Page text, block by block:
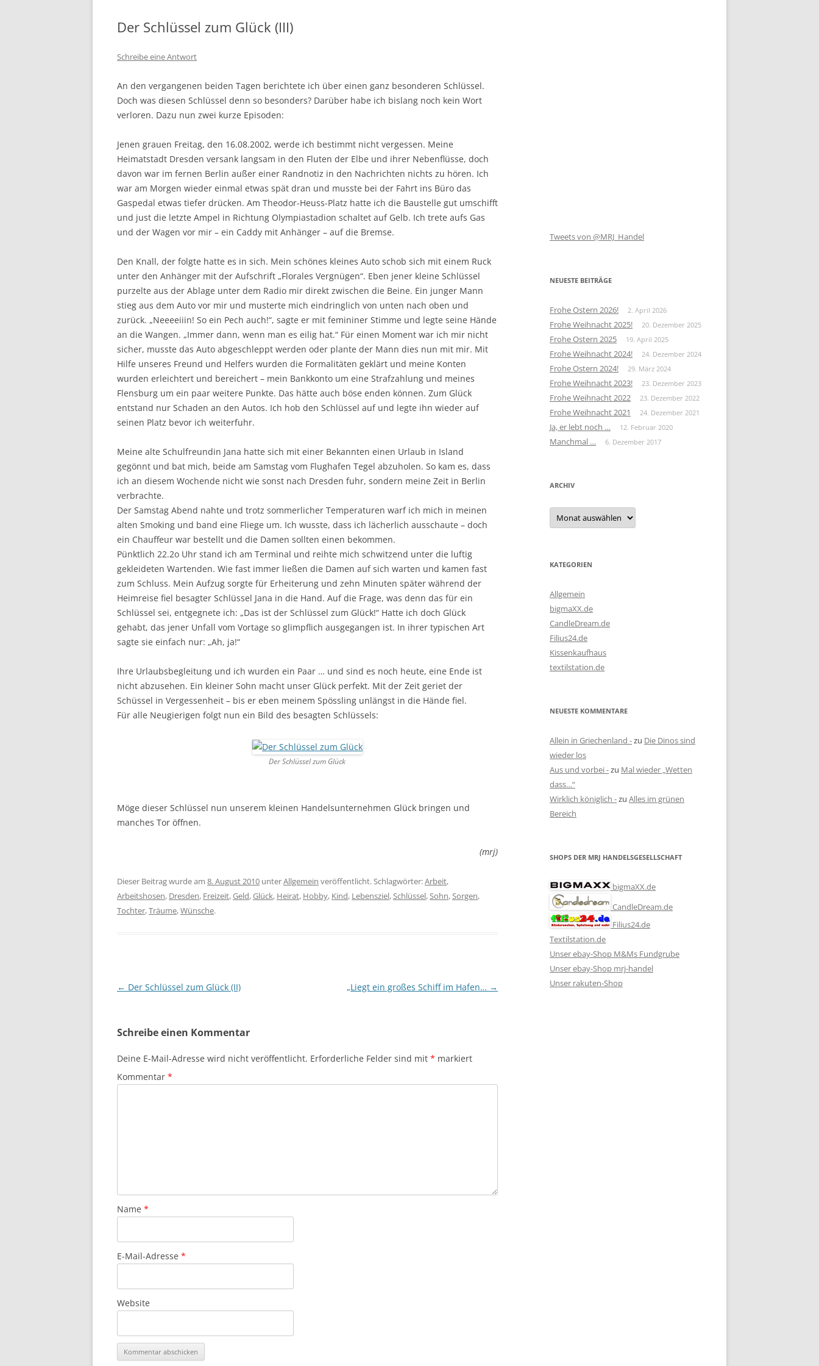
Der Schlüssel zum Glück (III)
Schreibe eine Antwort
An den vergangenen beiden Tagen berichtete ich über einen ganz besonderen Schlüssel.
Doch was diesen Schlüssel denn so besonders? Darüber habe ich bislang noch kein Wort
verloren. Dazu nun zwei kurze Episoden:
Jenen grauen Freitag, den 16.08.2002, werde ich bestimmt nicht vergessen. Meine
Heimatstadt Dresden versank langsam in den Fluten der Elbe und ihrer Nebenflüsse, doch
davon war im fernen Berlin außer einer Randnotiz in den Nachrichten nichts zu hören. Ich
war am Morgen wieder einmal etwas spät dran und musste bei der Fahrt ins Büro das
Gaspedal etwas tiefer drücken. Am Theodor-Heuss-Platz hatte ich die Baustelle gut umschifft
und just die letzte Ampel in Richtung Olympiastadion schaltet auf Gelb. Ich trete aufs Gas
und der Wagen vor mir – ein Caddy mit Anhänger – auf die Bremse.
Den Knall, der folgte hatte es in sich. Mein schönes kleines Auto schob sich mit einem Ruck
unter den Anhänger mit der Aufschrift „Florales Vergnügen“. Eben jener kleine Schlüssel
purzelte aus der Ablage unter dem Radio mir direkt zwischen die Beine. Ein junger Mann
stieg aus dem Auto vor mir und musterte mich eindringlich von unten nach oben und
zurück. „Neeeeiiin! So ein Pech auch!“, sagte er mit femininer Stimme und legte seine Hände
an die Wangen. „Immer dann, wenn man es eilig hat.“ Für einen Moment war ich mir nicht
sicher, musste das Auto abgeschleppt werden oder plante der Mann dies nun mit mir. Mit
Hilfe unseres Freund und Helfers wurden die Formalitäten geklärt und meine Konten
wurden erleichtert und bereichert – mein Bankkonto um eine Strafzahlung und meines
Flensburg um ein paar weitere Punkte. Das hätte auch böse enden können. Zum Glück
entstand nur Schaden an den Autos. Ich hob den Schlüssel auf und legte ihn wieder auf
seinen Platz bevor ich weiterfuhr.
Meine alte Schulfreundin Jana hatte sich mit einer Bekannten einen Urlaub in Island
gegönnt und bat mich, beide am Samstag vom Flughafen Tegel abzuholen. So kam es, dass
ich an diesem Wochende nicht wie sonst nach Dresden fuhr, sondern meine Zeit in Berlin
verbrachte.
Der Samstag Abend nahte und trotz sommerlicher Temperaturen warf ich mich in meinen
alten Smoking und band eine Fliege um. Ich wusste, dass ich lächerlich ausschaute – doch
ein Chauffeur war bestellt und die Damen sollten einen bekommen.
Pünktlich 22.2o Uhr stand ich am Terminal und reihte mich schwitzend unter die luftig
gekleideten Wartenden. Wie fast immer ließen die Damen auf sich warten und kamen fast
zum Schluss. Mein Aufzug sorgte für Erheiterung und zehn Minuten später während der
Heimreise fiel besagter Schlüssel Jana in die Hand. Auf die Frage, was denn das für ein
Schlüssel sei, entgegnete ich: „Das ist der Schlüssel zum Glück!“ Hatte ich doch Glück
gehabt, das jener Unfall vom Vortage so glimpflich ausgegangen ist. In ihrer typischen Art
sagte sie einfach nur: „Ah, ja!“
Ihre Urlaubsbegleitung und ich wurden ein Paar … und sind es noch heute, eine Ende ist
nicht abzusehen. Ein kleiner Sohn macht unser Glück perfekt. Mit der Zeit geriet der
Schüssel in Vergessenheit – bis er eben meinem Spössling unlängst in die Hände fiel.
Für alle Neugierigen folgt nun ein Bild des besagten Schlüssels:
Der Schlüssel zum Glück
Möge dieser Schlüssel nun unserem kleinen Handelsunternehmen Glück bringen und
manches Tor öffnen.
(mrj)
Dieser Beitrag wurde am 8. August 2010 unterAllgemein veröffentlicht. Schlagwörter:Arbeit,
Arbeitshosen, Dresden, Freizeit,Geld,Glück, Heirat, Hobby, Kind, Lebensziel,Schlüssel,Sohn,Sorgen,
Tochter,Träume,Wünsche.
Beitragsnavigation
← Der Schlüssel zum Glück (II) „Liegt ein großes Schiff im Hafen… →
Schreibe einen Kommentar
Deine E-Mail-Adresse wird nicht veröffentlicht. Erforderliche Felder sind mit * markiert
Kommentar *
Name *
E-Mail-Adresse *
Website
Tweets von @MRJ_Handel
NEUESTE BEITRÄGE
Frohe Ostern 2026! 2. April 2026
Frohe Weihnacht 2025! 20. Dezember 2025
Frohe Ostern 2025 19. April 2025
Frohe Weihnacht 2024! 24. Dezember 2024
Frohe Ostern 2024! 29. März 2024
Frohe Weihnacht 2023! 23. Dezember 2023
Frohe Weihnacht 2022 23. Dezember 2022
Frohe Weihnacht 2021 24. Dezember 2021
Ja, er lebt noch … 12. Februar 2020
Manchmal … 6. Dezember 2017
ARCHIV
Archiv
KATEGORIEN
Allgemein
bigmaXX.de
CandleDream.de
Filius24.de
Kissenkaufhaus
textilstation.de
NEUESTE KOMMENTARE
Allein in Griechenland -zu Die Dinos sind
wieder los
Aus und vorbei -zu Mal wieder „Wetten
dass…“
Wirklich königlich -zu Alles im grünen
Bereich
SHOPS DER MRJ HANDELSGESELLSCHAFT
bigmaXX.de
CandleDream.de
Filius24.de
Textilstation.de
Unser ebay-Shop M&Ms Fundgrube
Unser ebay-Shop mrj-handel
Unser rakuten-Shop